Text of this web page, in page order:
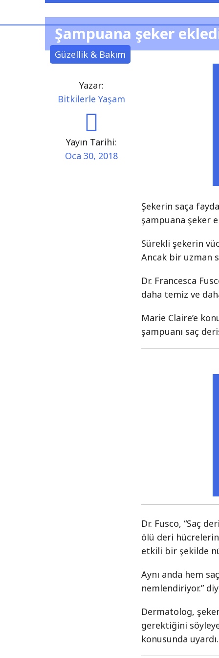
Güzellik & Bakım
Şampuana şeker
Yazar:
Bitkilerle Yaşam
Yayın Tarihi:
Oca 30, 2018
Şekerin saça
şampuana şeker
Sürekli şekerin
Ancak bir uzman
Dr. Francesca
daha temiz ve
Marie Claire’e
şampuanı saç
Dr. Fusco, “Saç
ölü deri
etkili bir şekilde
Aynı anda hem
nemlendiriyor.”
Dermatolog,
gerektiğini
konusunda uyardı.